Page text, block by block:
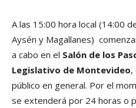
A las 15:00 hora local (14:00
Aysén y Magallanes)
a cabo en el Salón de los
Legislativo de Montevideo,
público en general. Por el
se extenderá por 24 horas o